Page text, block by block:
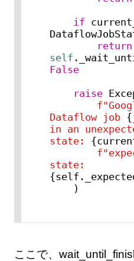
if
return
self
False
raise
Dataflow job
in an
state:
    )
ここで、